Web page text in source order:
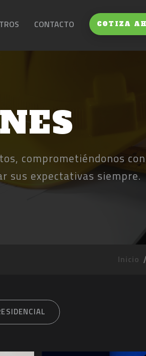
CONTACTO COTIZA
comprometiéndonos
sus expectativas siempre.
Inicio